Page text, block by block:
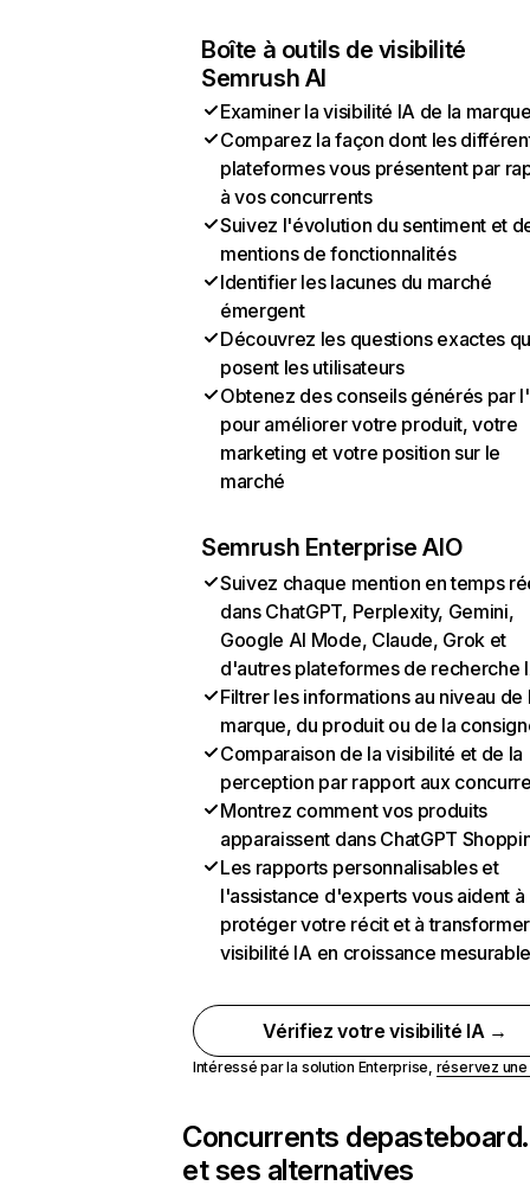
Boîte à outils de visibilité
Semrush AI
Examiner la visibilité IA de la
Comparez la façon dont les
plateformes vous présentent par
à vos concurrents
Suivez l'évolution du sentiment et
mentions de fonctionnalités
Identifier les lacunes du marché
émergent
Découvrez les questions exactes
posent les utilisateurs
Obtenez des conseils générés par
pour améliorer votre produit, votre
marketing et votre position sur le
marché
Semrush Enterprise AIO
Suivez chaque mention en temps
dans ChatGPT, Perplexity, Gemini,
Google AI Mode, Claude, Grok et
d'autres plateformes de recherche
Filtrer les informations au niveau de
marque, du produit ou de la
Comparaison de la visibilité et de la
perception par rapport aux
Montrez comment vos produits
apparaissent dans ChatGPT
Les rapports personnalisables et
l'assistance d'experts vous aident à
protéger votre récit et à
visibilité IA en croissance
Vérifiez votre visibilité IA →
Intéressé par la solution Enterprise, réservez
Concurrents de
et ses alternatives